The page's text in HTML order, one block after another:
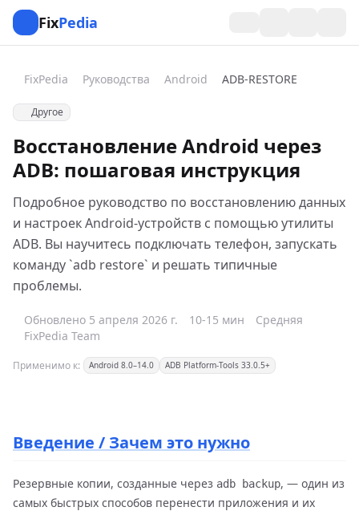
FixPedia
FixPedia Руководства Android ADB-RESTORE
Другое
Восстановление Android через
ADB: пошаговая инструкция
Подробное руководство по восстановлению данных
и настроек Android-устройств с помощью утилиты
ADB. Вы научитесь подключать телефон, запускать
команду `adb restore` и решать типичные
проблемы.
Обновлено 5 апреля 2026 г. 10-15 мин
Средняя
FixPedia Team
Применимо к: Android 8.0–14.0 ADB Platform-Tools 33.0.5+
Введение / Зачем это нужно
Резервные копии, созданные через adb backup, — один из
самых быстрых способов перенести приложения и их